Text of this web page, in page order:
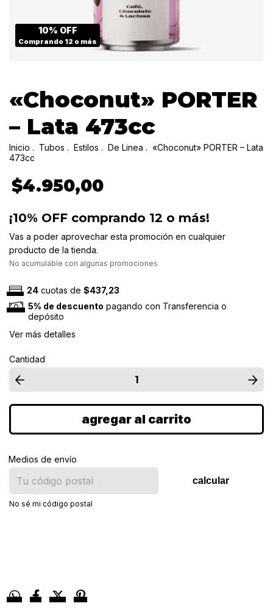
«Choconut» PORTER
– Lata 473cc
Inicio . Tubos . Estilos . De Linea . «Choconut» PORTER – Lata
473cc
$4.950,00
¡10% OFF comprando 12 o más!
Vas a poder aprovechar esta promoción en cualquier
producto de la tienda.
No acumulable con algunas promociones
24cuotas de $437,23
5% de descuento pagando con Transferencia o
depósito
Ver más detalles
Cantidad
Medios de envío
calcular
No sé mi código postal
10% OFF
Comprando 12 o más